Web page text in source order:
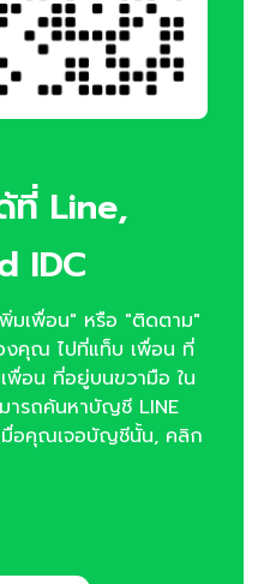
ที่ Line,
IDC
มเพื่อน" หรือ "ติดตาม"
งคุณ ไปที่แท็บ เพื่อน ที่
พื่อน ที่อยู่บนขวามือ ใน
รถค้นหาบัญชี LINE
อคุณเจอบัญชีนั้น, คลิก